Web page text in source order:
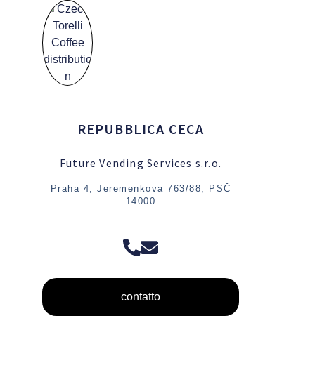
REPUBBLICA CECA
Future Vending Services s.r.o.
Praha 4, Jeremenkova 763/88, PSČ
14000
contatto